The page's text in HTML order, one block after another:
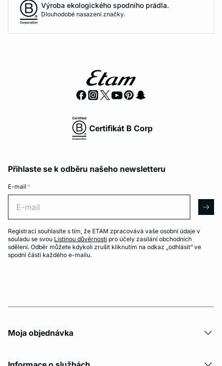
Výroba ekologického spodního prádla.
Dlouhodobé nasazení značky.
Certifikát B Corp
Přihlaste se k odběru našeho newsletteru
E-mail *
Registrací souhlasíte s tím, že ETAM zpracovává vaše osobní údaje v
souladu se svou Listinou důvěrnosti pro účely zasílání obchodních
sdělení. Odběr můžete kdykoli zrušit kliknutím na odkaz „odhlásit“ ve
spodní části každého e-mailu.
Moja objednávka